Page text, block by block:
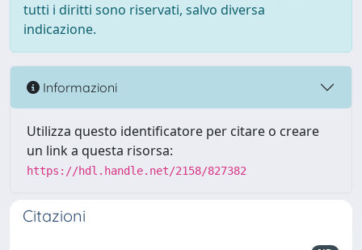
tutti i diritti sono riservati, salvo diversa
indicazione.
Informazioni
Utilizza questo identificatore per citare o creare
un link a questa risorsa:
https://hdl.handle.net/2158/827382
Citazioni